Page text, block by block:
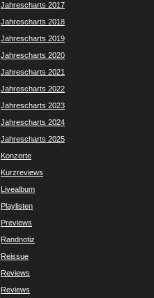
Jahrescharts 2017
Jahrescharts 2018
Jahrescharts 2019
Jahrescharts 2020
Jahrescharts 2021
Jahrescharts 2022
Jahrescharts 2023
Jahrescharts 2024
Jahrescharts 2025
Konzerte
Kurzreviews
Livealbum
Playlisten
Previews
Randnotiz
Reissue
Reviews
Reviews